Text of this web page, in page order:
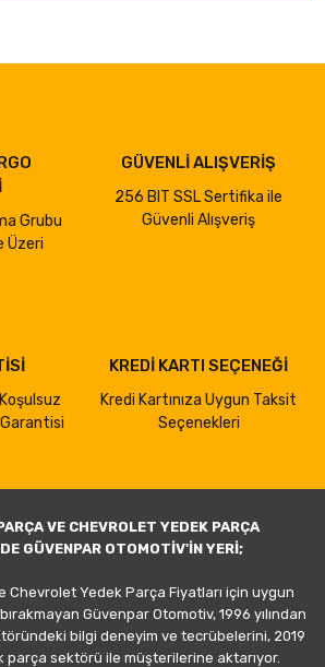
Grubu
Üzeri
GÜVENLİ ALIŞVERİŞ
256 BIT SSL Sertifika ile
Güvenli Alışveriş
KREDİ KARTI SEÇENEĞİ
Kredi Kartınıza Uygun Taksit
Seçenekleri
VE CHEVROLET YEDEK PARÇA
GÜVENPAR OTOMOTİV'İN YERİ;
Chevrolet Yedek Parça Fiyatları için uygun
Güvenpar Otomotiv, 1996 yılından
bilgi deneyim ve tecrübelerini, 2019
parça sektörü ile müşterilerine aktarıyor.